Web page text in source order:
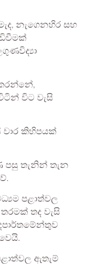
නැගෙනහිර සහ
විට වැසි
වාර කිහිපයක්
පසු තැනින් තැන
පළාත්වල
තද වැසි
ඇතැම්